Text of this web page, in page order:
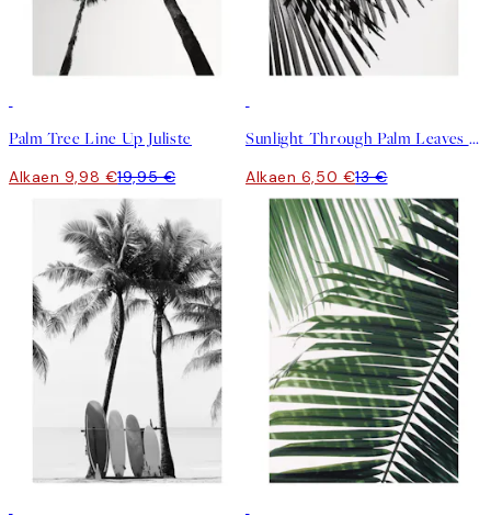
Palm Tree Line Up Juliste
Alkaen 9,98 €19,95 €
Sunlight Through Palm Leaves Juliste
Alkaen 6,50 €13 €